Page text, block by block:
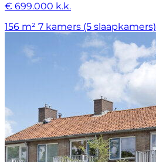
€ 699.000 k.k.
156 m² 7 kamers (5 slaapkamers)